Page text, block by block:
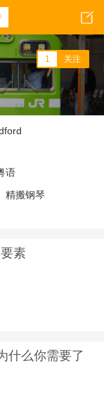
1 关注
语
精搬钢琴
素
什么你需要了